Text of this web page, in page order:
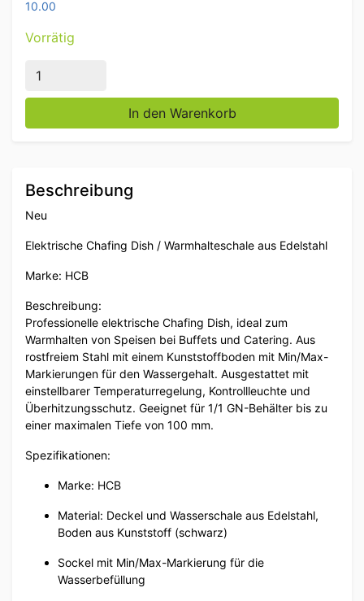
10.00
Vorrätig
HCB Elektrische Chafing Dish 1/1 GN 100 mm 230V
In den Warenkorb
Beschreibung
Neu
Elektrische Chafing Dish / Warmhalteschale aus Edelstahl
Marke: HCB
Beschreibung:
Professionelle elektrische Chafing Dish, ideal zum
Warmhalten von Speisen bei Buffets und Catering. Aus
rostfreiem Stahl mit einem Kunststoffboden mit Min/Max-
Markierungen für den Wassergehalt. Ausgestattet mit
einstellbarer Temperaturregelung, Kontrollleuchte und
Überhitzungsschutz. Geeignet für 1/1 GN-Behälter bis zu
einer maximalen Tiefe von 100 mm.
Spezifikationen:
Marke: HCB
Material: Deckel und Wasserschale aus Edelstahl,
Boden aus Kunststoff (schwarz)
Sockel mit Min/Max-Markierung für die
Wasserbefüllung